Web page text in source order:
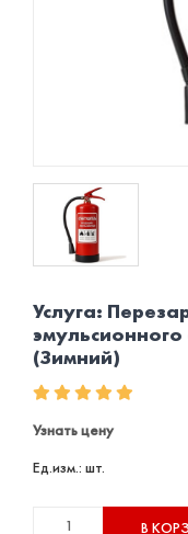
Услуга:
(Зимний)
Узнать цену
Ед.изм.: шт.
В